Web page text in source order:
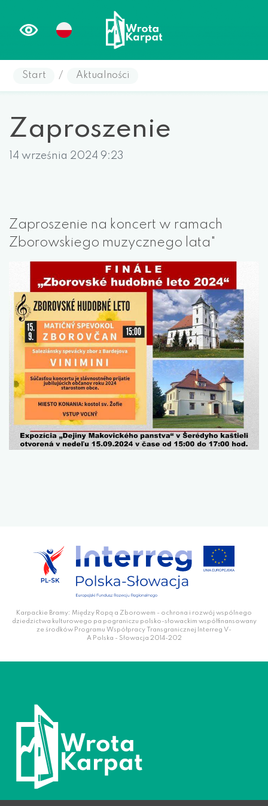
Start / Aktualności
Zaproszenie
14 września 2024 9:23
Zaproszenie na koncert w ramach
Zborowskiego muzycznego lata"
Karpackie Bramy: Między Ropą a Zborowem - ochrona i rozwój wspólnego
dziedzictwa kulturowego pa pograniczu polsko-słowackim współfinansowany
ze środków Programu Współpracy Transgranicznej Interreg V-
A Polska - Słowacja 2014-202